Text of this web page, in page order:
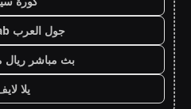
جول العرب goalarab
بث مباشر ريال
يلا